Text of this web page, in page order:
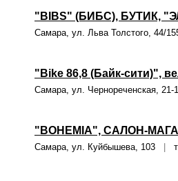
"BIBS" (БИБС), БУТИК,
Самара, ул. Льва Толстого, 44/
"Bike 86,8 (Байк-сити)",
Самара, ул. Чернореченская,
"BOHEMIA", САЛОН-
Самара, ул. Куйбышева, 103